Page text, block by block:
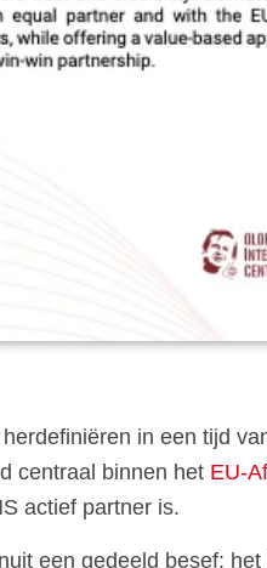
in een tijd
centraal binnen het EU-
actief partner is.
een gedeeld besef: